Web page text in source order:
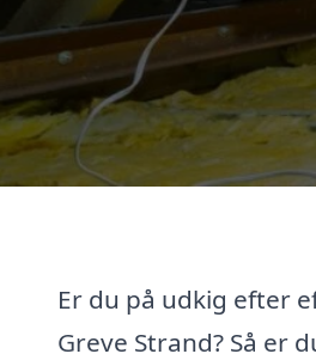
Er du på udkig efter
Greve Strand? Så er